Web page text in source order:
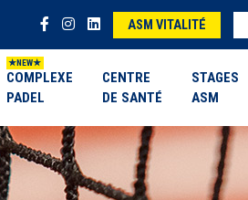
ASM VITALITÉ
COMPLEXE
PADEL
CENTRE
DE SANTÉ
STAGES
ASM